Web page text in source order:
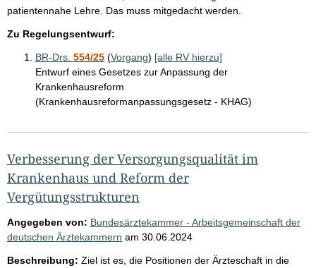
patientennahe Lehre. Das muss mitgedacht werden.
Zu Regelungsentwurf:
BR-Drs. 554/25 (Vorgang) [alle RV hierzu]
Entwurf eines Gesetzes zur Anpassung der
Krankenhausreform
(Krankenhausreformanpassungsgesetz - KHAG)
Verbesserung der Versorgungsqualität im
Krankenhaus und Reform der
Vergütungsstrukturen
Angegeben von: Bundesärztekammer - Arbeitsgemeinschaft der
deutschen Ärztekammern am 30.06.2024
Beschreibung: Ziel ist es, die Positionen der Ärzteschaft in die